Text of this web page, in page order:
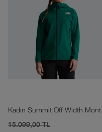
Kadın Summit Off Width Mont
15.099,00 TL